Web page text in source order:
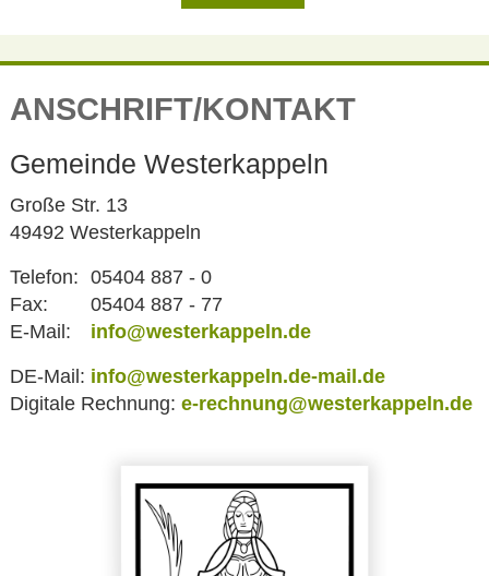
ANSCHRIFT/KONTAKT
Gemeinde Westerkappeln
Große Str. 13
49492 Westerkappeln
Telefon: 05404 887 - 0
Fax:
05404 887 - 77
E-Mail:
info@westerkappeln.de
DE-Mail: info@westerkappeln.de-mail.de
Digitale Rechnung: e-rechnung@westerkappeln.de